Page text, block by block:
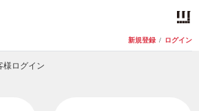
新規登録 / ログイン
様ログイン